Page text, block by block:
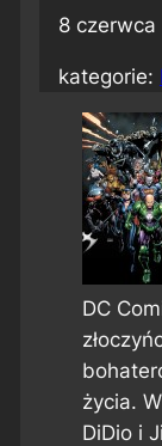
8 czerwca
kategorie:
DC
życia.
DiDio i